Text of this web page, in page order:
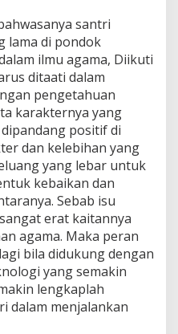
santri
lama di pondok
ilmu agama, Diikuti
ditaati dalam
pengetahuan
karakternya yang
positif di
dan kelebihan yang
yang lebar untuk
kebaikan dan
Sebab isu
erat kaitannya
agama. Maka peran
bila didukung dengan
yang semakin
lengkaplah
dalam menjalankan